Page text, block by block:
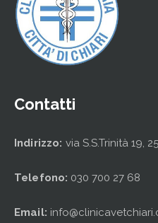
Contatti
Indirizzo: via S.S.Trinità 19,
Telefono: 030 700 27 68
Email: